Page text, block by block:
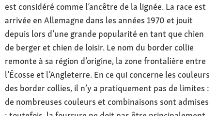
est considéré comme l’ancêtre de la lignée. La race est
arrivée en Allemagne dans les années 1970 et jouit
depuis lors d’une grande popularité en tant que chien
de berger et chien de loisir. Le nom du border collie
remonte à sa région d’origine, la zone frontalière entre
l’Écosse et l’Angleterre. En ce qui concerne les couleurs
des border collies, il n’y a pratiquement pas de limites :
de nombreuses couleurs et combinaisons sont admises